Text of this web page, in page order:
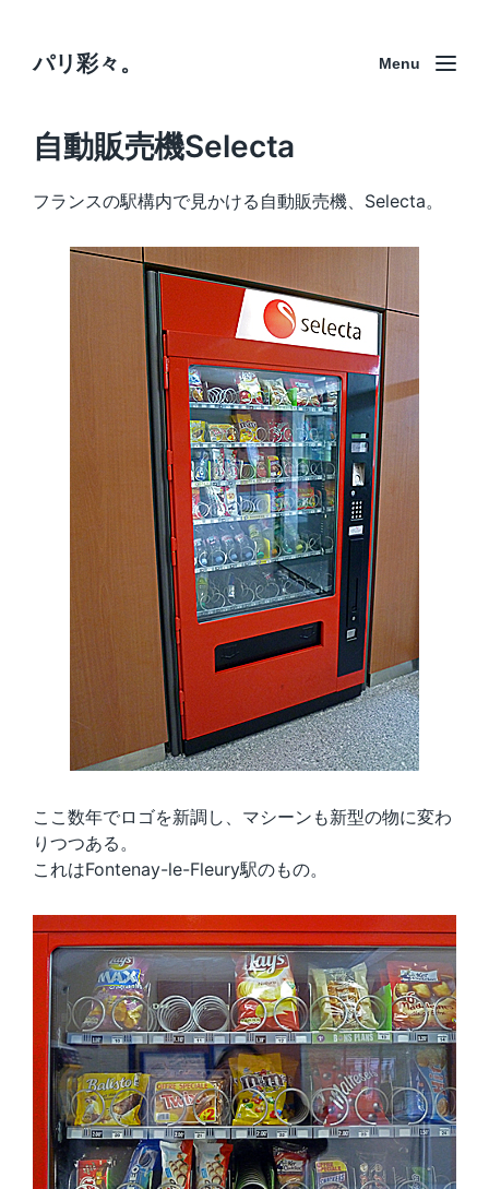
パリ彩々。 Menu
自動販売機Selecta
フランスの駅構内で見かける自動販売機、Selecta。
ここ数年でロゴを新調し、マシーンも新型の物に変わ
りつつある。
これはFontenay-le-Fleury駅のもの。